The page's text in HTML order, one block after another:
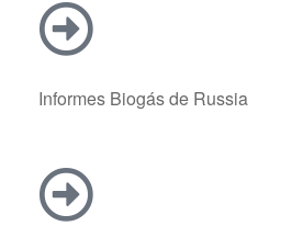
Informes Biogás de Russia